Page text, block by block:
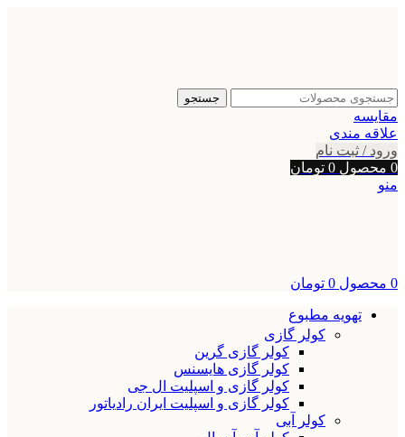
جستجو
مقایسه
علاقه مندی
ورود / ثبت نام
0 محصول 0 تومان
منو
0 محصول 0 تومان
تهویه مطبوع
کولر گازی
کولر گازی گرین
کولر گازی هایسنس
کولر گازی و اسپلیت ال جی
کولر گازی و اسپلیت ایران رادیاتور
کولر آبی